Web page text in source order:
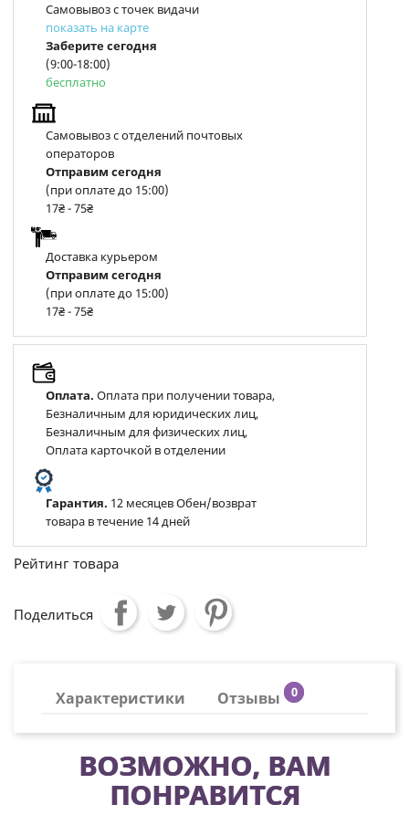
Самовывоз с точек видачи
показать на карте
Заберите сегодня
(9:00-18:00)
бесплатно
Самовывоз с отделений почтовых
операторов
Отправим сегодня
(при оплате до 15:00)
17₴ - 75₴
Доставка курьером
Отправим сегодня
(при оплате до 15:00)
17₴ - 75₴
Оплата. Оплата при получении товара,
Безналичным для юридических лиц,
Безналичным для физических лиц,
Оплата карточкой в отделении
Гарантия. 12 месяцев Обен/возврат
товара в течение 14 дней
Рейтинг товара
Поделиться
Характеристики Отзывы 0
ВОЗМОЖНО, ВАМ
ПОНРАВИТСЯ